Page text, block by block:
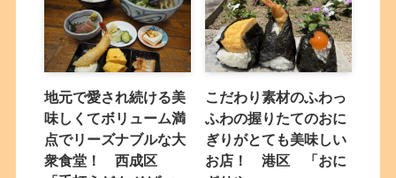
地元で愛され続ける美
味しくてボリューム満
点でリーズナブルな大
衆食堂！ 西成区
こだわり素材のふわっ
ふわの握りたてのおに
ぎりがとても美味しい
お店！ 港区 「おに